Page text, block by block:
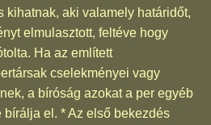
kihatnak, aki valamely határidőt,
elmulasztott, feltéve hogy
Ha az említett
cselekményei vagy
a bíróság azokat a per egyéb
el. * Az első bekezdés